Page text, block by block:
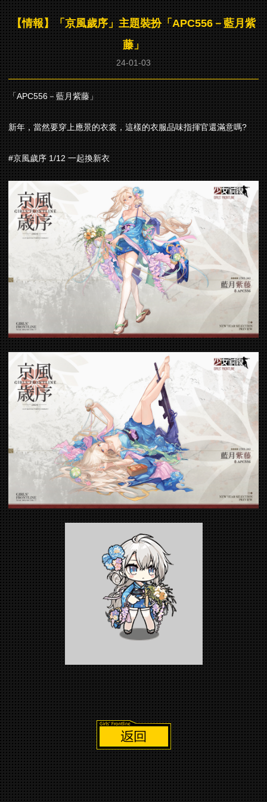
【情報】「京風歲序」主題裝扮「APC556－藍月紫
藤」
24-01-03
「APC556－藍月紫藤」
新年，當然要穿上應景的衣裳，這樣的衣服品味指揮官還滿意嗎?
#京風歲序 1/12 一起換新衣